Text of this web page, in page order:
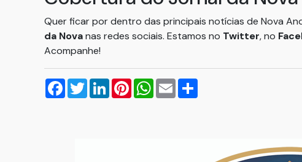
Quer ficar por dentro das principais notícias de Nova
da Novanas redes sociais. Estamos no Twitter, no
Acompanhe!
Facebook
TwitterLinkedInPinterestWhatsApp
Email